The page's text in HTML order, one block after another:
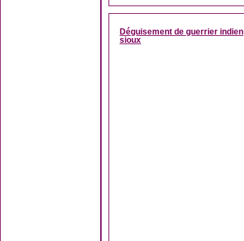
Déguisement de guerrier indien
sioux